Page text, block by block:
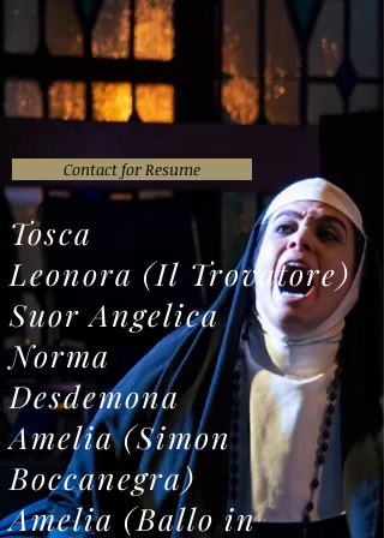
Resume
& Roles
Contact for Resume
Tosca
Leonora (Il Trovatore)
Suor Angelica
Norma
Desdemona
Amelia (Simon
Boccanegra)
Amelia (Ballo in